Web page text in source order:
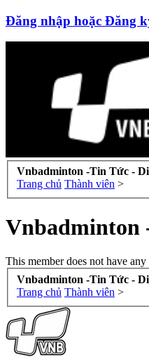
Đăng nhập hoặc Đăng
Vnbadminton -Tin Tức -
Trang chủ Thành viên >
Vnbadminton
This member does not have any
Vnbadminton -Tin Tức -
Trang chủ Thành viên >